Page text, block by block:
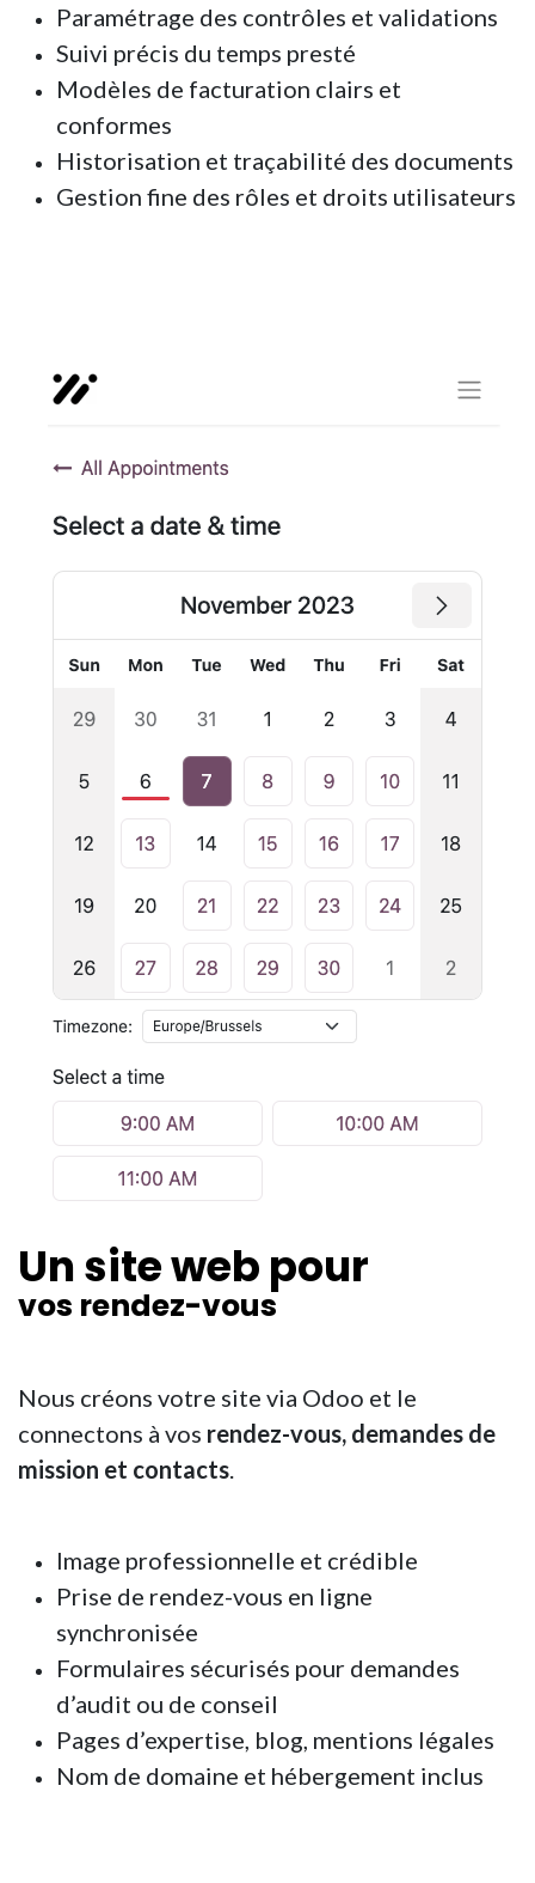
Paramétrage des contrôles et validations
Suivi précis du temps presté
Modèles de facturation clairs et
conformes
Historisation et traçabilité des documents
Gestion fine des rôles et droits utilisateurs
Un site web pour
vos rendez-vous
Nous créons votre site via Odoo et le
connectons à vos rendez-vous, demandes de
mission et contacts.
Image professionnelle et crédible
Prise de rendez-vous en ligne
synchronisée
Formulaires sécurisés pour demandes
d’audit ou de conseil
Pages d’expertise, blog, mentions légales
Nom de domaine et hébergement inclus